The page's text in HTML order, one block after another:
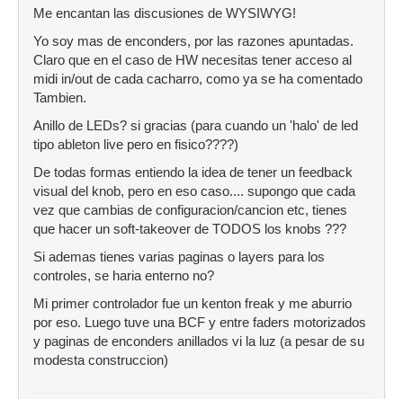
Me encantan las discusiones de WYSIWYG!
Yo soy mas de enconders, por las razones apuntadas.
Claro que en el caso de HW necesitas tener acceso al
midi in/out de cada cacharro, como ya se ha comentado
Tambien.
Anillo de LEDs? si gracias (para cuando un 'halo' de led
tipo ableton live pero en fisico????)
De todas formas entiendo la idea de tener un feedback
visual del knob, pero en eso caso.... supongo que cada
vez que cambias de configuracion/cancion etc, tienes
que hacer un soft-takeover de TODOS los knobs ???
Si ademas tienes varias paginas o layers para los
controles, se haria enterno no?
Mi primer controlador fue un kenton freak y me aburrio
por eso. Luego tuve una BCF y entre faders motorizados
y paginas de enconders anillados vi la luz (a pesar de su
modesta construccion)